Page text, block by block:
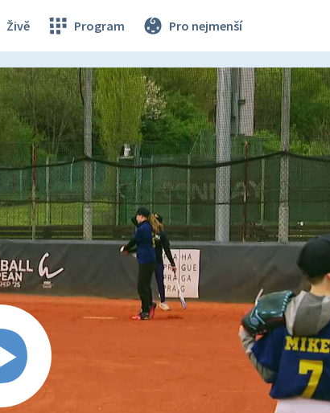
Živě Program Pro nejmenší